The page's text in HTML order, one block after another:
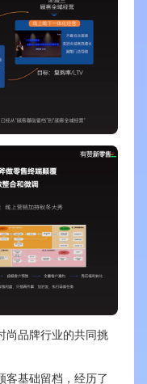
尚品牌行业的共同挑
客基础留档，经历了